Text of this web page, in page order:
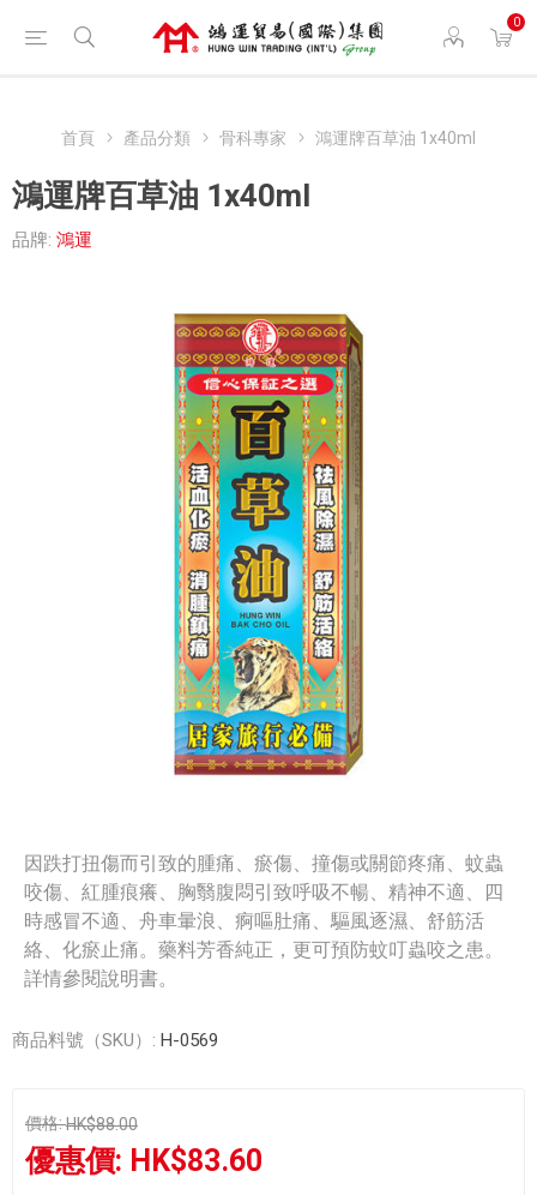
0
首頁 產品分類 骨科專家 鴻運牌百草油 1x40ml
鴻運牌百草油 1x40ml
品牌: 鴻運
因跌打扭傷而引致的腫痛、瘀傷、撞傷或關節疼痛、蚊蟲
咬傷、紅腫痕癢、胸翳腹悶引致呼吸不暢、精神不適、四
時感冒不適、舟車暈浪、痾嘔肚痛、驅風逐濕、舒筋活
絡、化瘀止痛。藥料芳香純正，更可預防蚊叮蟲咬之患。
詳情參閱說明書。
商品料號（SKU）: H-0569
價格:HK$88.00
優惠價: HK$83.60